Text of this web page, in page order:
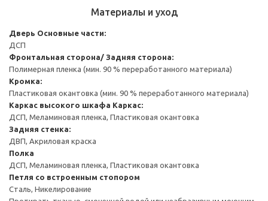
Материалы и уход
Дверь Основные части:
ДСП
Фронтальная сторона/ Задняя сторона:
Полимерная пленка (мин. 90 % переработанного материала)
Кромка:
Пластиковая окантовка (мин. 90 % переработанного материала)
Каркас высокого шкафа Каркас:
ДСП, Меламиновая пленка, Пластиковая окантовка
Задняя стенка:
ДВП, Акриловая краска
Полка
ДСП, Меламиновая пленка, Пластиковая окантовка
Петля со встроенным стопором
Сталь, Никелирование